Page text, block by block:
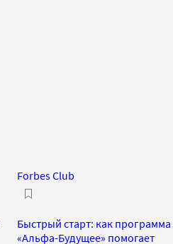
Forbes Club
Быстрый старт: как программа
«Альфа-Будущее» помогает